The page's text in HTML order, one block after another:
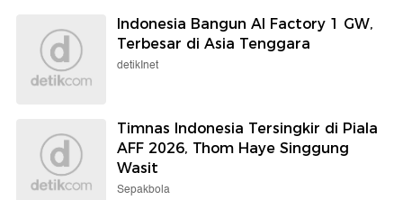
Indonesia Bangun AI Factory 1 GW,
Terbesar di Asia Tenggara
detikInet
Timnas Indonesia Tersingkir di Piala
AFF 2026, Thom Haye Singgung
Wasit
Sepakbola